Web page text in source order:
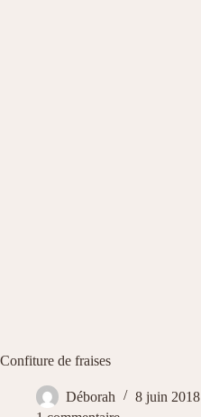
Confiture de fraises
Déborah 8 juin 2018